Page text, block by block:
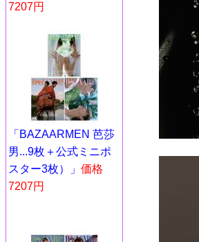
7207円
「BAZAARMEN 芭莎
男...9枚＋公式ミニポ
スター3枚）」 価格
7207円